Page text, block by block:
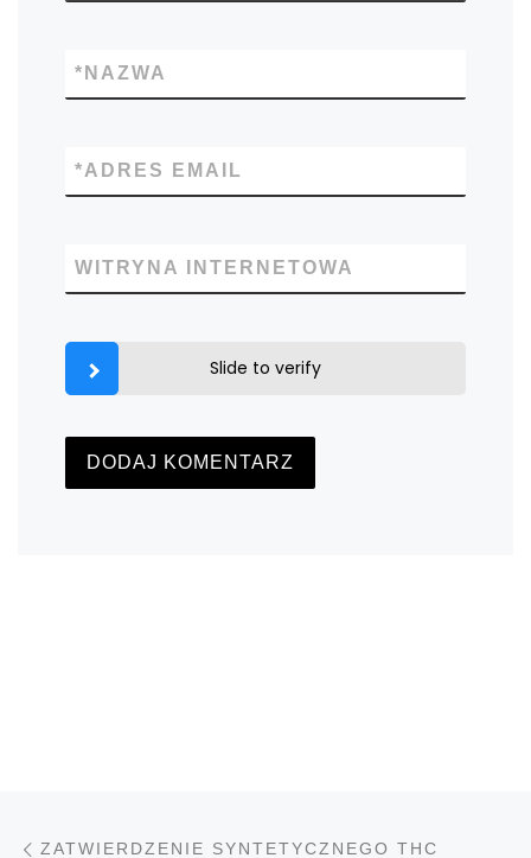
NAZWA
*
ADRES EMAIL
*
WITRYNA INTERNETOWA
Slide to verify
Nawigacja wpisu
ZATWIERDZENIE SYNTETYCZNEGO THC